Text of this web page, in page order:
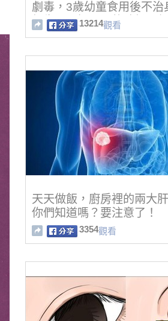
劇毒，3歲幼童食用後不治
親生死不知！買的時候要仔
啦......
13214觀看
天天做飯，廚房裡的兩大
你們知道嗎？要注意了！
3354觀看